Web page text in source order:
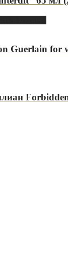
Guerlain for
Forbidden